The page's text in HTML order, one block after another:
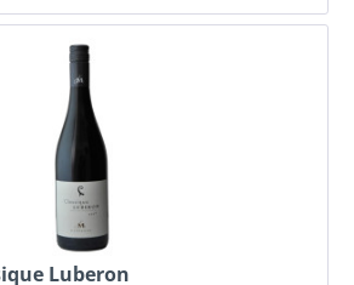
Luberon